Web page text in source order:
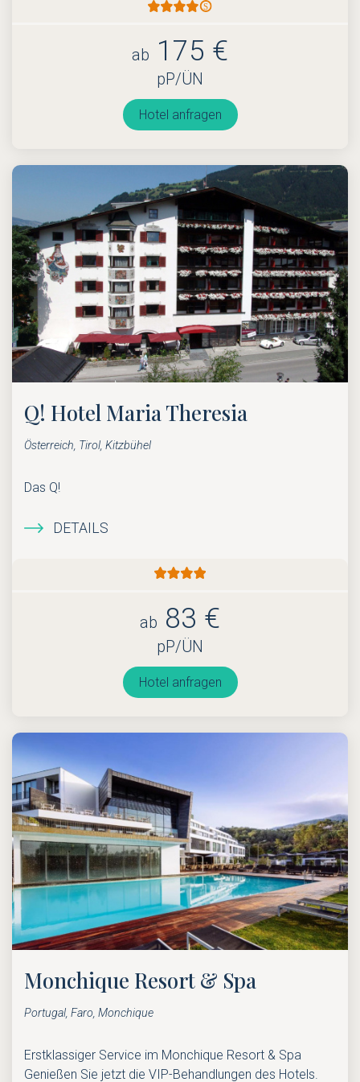
ab 175 €
pP/ÜN
Hotel anfragen
Q! Hotel Maria Theresia
Österreich, Tirol, Kitzbühel
Das Q!
DETAILS
ab 83 €
pP/ÜN
Hotel anfragen
Monchique Resort & Spa
Portugal, Faro, Monchique
Erstklassiger Service im Monchique Resort & Spa
Genießen Sie jetzt die VIP-Behandlungen des Hotels.